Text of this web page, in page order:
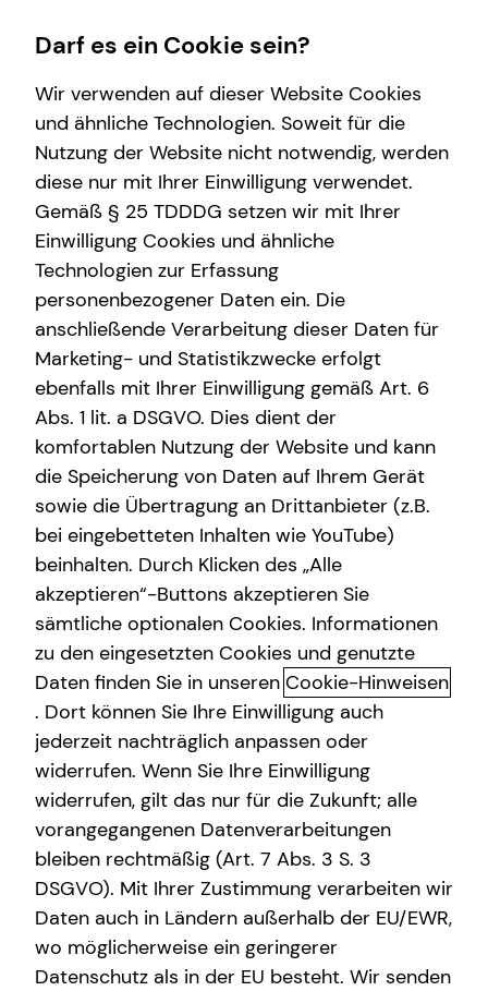
Wissenswertes
Interview
Über mich
Über tecis
Podcast
teamzukunft
Finanzberatung
Videoberatung
Spezialisten-Netzwerk
Investment
Altersvorsorge
Karriere-Infos
Karrierechancen
Service
Kundenportal
Schadenabwicklung
Impressum
Frank Amelung
Selbstständiger Repräsentant für die tecis
Finanzdienstleistungen AG
Niederfeldstraße 122
68199 Mannheim
Mobil: +49 (176) 81160862
E-Mail:frank.amelung@tecis.de
Verantwortlicher im Sinne des § 18 Abs. 2
MStV
Frank Amelung
Niederfeldstraße 122
68199 Mannheim
Erlaubnis nach § 34d GewO​
Aufsichtsbehörde:
IHK Rhein-Neckar
L 1, 2
68161 Mannheim
Registrierungsnummer: D-3QKP-B4S3A-83
Berufsbezeichnung: Versicherungsvertreter mit Erlaubnis
nach § 34 d Abs. 1 GewO Bundesrepublik Deutschland
Berufsrechtliche Regelungen: § 34 d Gewerbeordnung
Darf es ein Cookie sein?
Wir verwenden auf dieser Website Cookies
und ähnliche Technologien. Soweit für die
Nutzung der Website nicht notwendig, werden
diese nur mit Ihrer Einwilligung verwendet.
Gemäß § 25 TDDDG setzen wir mit Ihrer
Einwilligung Cookies und ähnliche
Technologien zur Erfassung
personenbezogener Daten ein. Die
anschließende Verarbeitung dieser Daten für
Marketing- und Statistikzwecke erfolgt
ebenfalls mit Ihrer Einwilligung gemäß Art. 6
Abs. 1 lit. a DSGVO. Dies dient der
komfortablen Nutzung der Website und kann
die Speicherung von Daten auf Ihrem Gerät
sowie die Übertragung an Drittanbieter (z.B.
bei eingebetteten Inhalten wie YouTube)
beinhalten. Durch Klicken des „Alle
akzeptieren“-Buttons akzeptieren Sie
sämtliche optionalen Cookies. Informationen
zu den eingesetzten Cookies und genutzte
Daten finden Sie in unseren Cookie-Hinweisen
. Dort können Sie Ihre Einwilligung auch
jederzeit nachträglich anpassen oder
widerrufen. Wenn Sie Ihre Einwilligung
widerrufen, gilt das nur für die Zukunft; alle
vorangegangenen Datenverarbeitungen
bleiben rechtmäßig (Art. 7 Abs. 3 S. 3
DSGVO). Mit Ihrer Zustimmung verarbeiten wir
Daten auch in Ländern außerhalb der EU/EWR,
wo möglicherweise ein geringerer
Datenschutz als in der EU besteht. Wir senden